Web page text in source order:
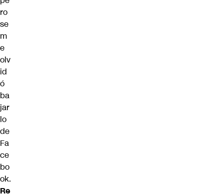
ro
se
m
e
olv
id
ó
ba
jar
lo
de
Fa
ce
bo
ok.
Re